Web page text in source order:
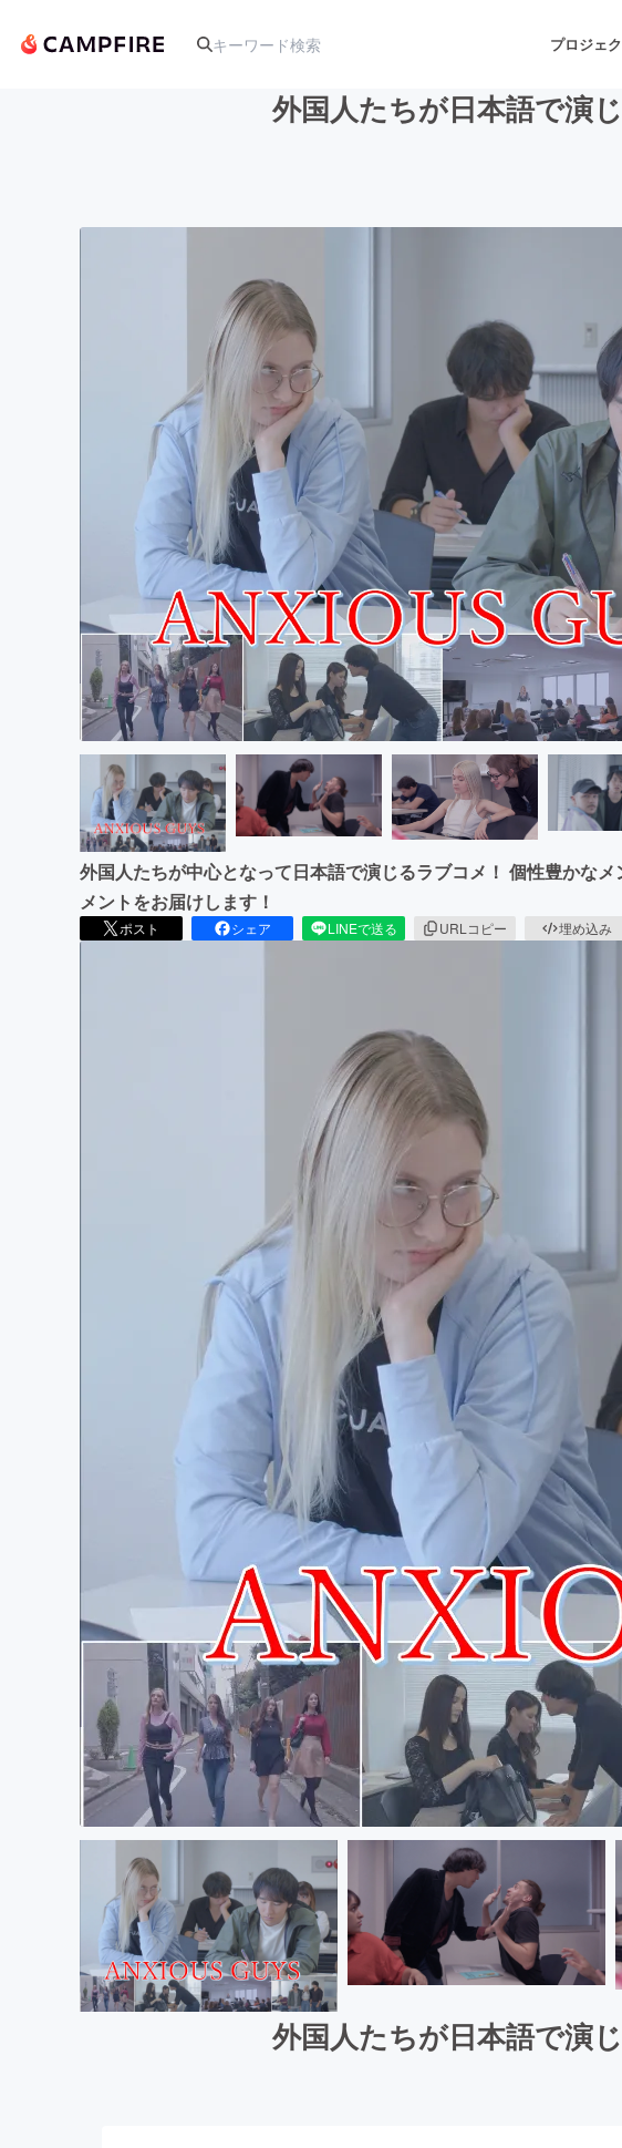
プロジェ
テクノロジー・ガジェット ゲーム・サー
映像・映画 書籍・雑誌出
ビジネス・起業 チャレンジ
まちづくり・地域活性化
外国人たちが日本語で演
外国人たちが中心となって日本語で演じるラブコメ！ 個性豊かな
メントをお届けします！
ポスト シェア LINEで送る URLコピー 埋め込み
外国人たちが日本語で演